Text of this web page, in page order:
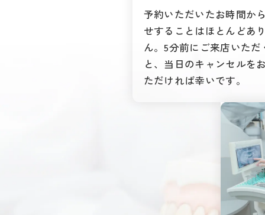
予約いただいたお時間か
せすることはほとんどあ
ん。5分前にご来店いただ
と、当日のキャンセルを
ただければ幸いです。